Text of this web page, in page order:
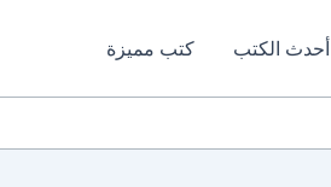
أحدث الكتب كتب مميزة